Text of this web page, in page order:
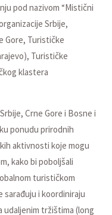
pod nazivom “Mistični
Srbije,
Gore, Turističke
Turističke
klastera
Crne Gore i Bosne i
ponudu prirodnih
aktivnosti koje mogu
kako bi poboljšali
turističkom
i koordiniraju
udaljenim tržištima (long